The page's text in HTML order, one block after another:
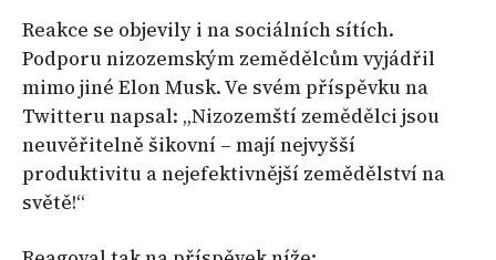
Reakce se objevily i na sociálních sítích.
Podporu nizozemským zemědělcům vyjádřil
mimo jiné Elon Musk. Ve svém příspěvku na
Twitteru napsal: „Nizozemští zemědělci jsou
neuvěřitelně šikovní – mají nejvyšší
produktivitu a nejefektivnější zemědělství na
světě!“